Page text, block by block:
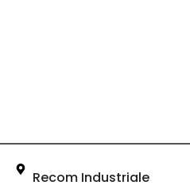
Recom Industriale